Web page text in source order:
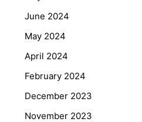
June 2024
May 2024
April 2024
February 2024
December 2023
November 2023